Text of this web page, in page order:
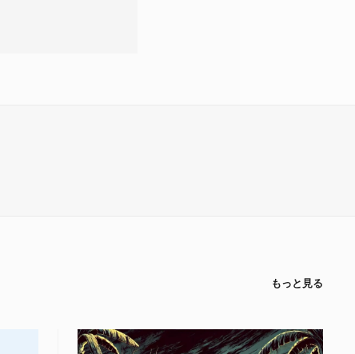
もっと見る